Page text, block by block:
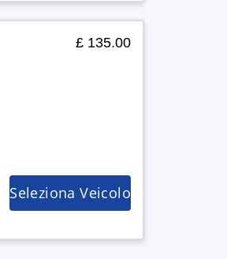
£ 135.00
Seleziona Veicolo